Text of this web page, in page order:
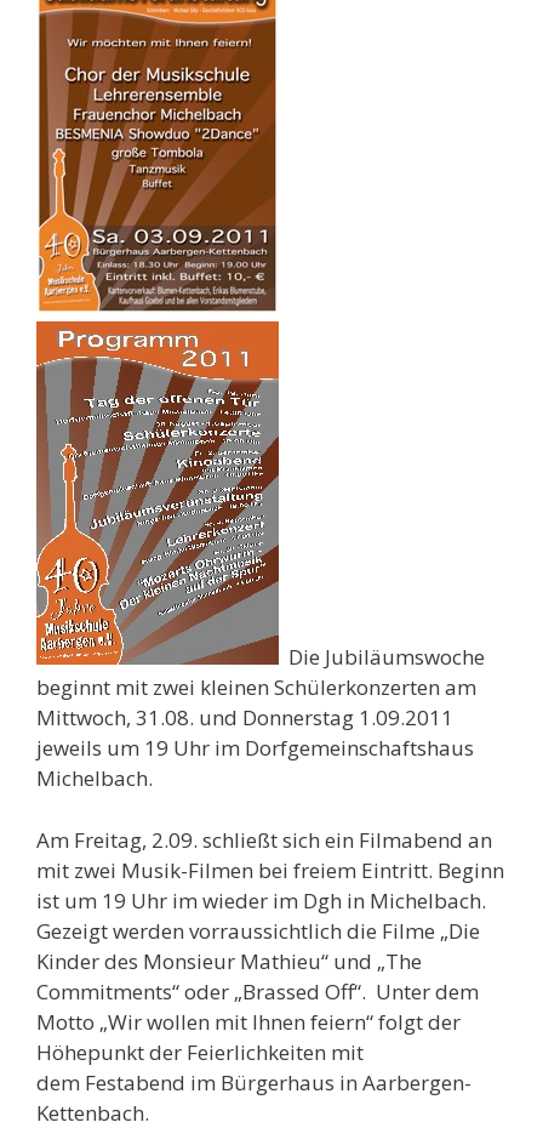
Die Jubiläumswoche
beginnt mit zwei kleinen Schülerkonzerten am
Mittwoch, 31.08. und Donnerstag 1.09.2011
jeweils um 19 Uhr im Dorfgemeinschaftshaus
Michelbach.
Am Freitag, 2.09. schließt sich ein Filmabend an
mit zwei Musik-Filmen bei freiem Eintritt. Beginn
ist um 19 Uhr im wieder im Dgh in Michelbach.
Gezeigt werden vorraussichtlich die Filme „Die
Kinder des Monsieur Mathieu“ und „The
Commitments“ oder „Brassed Off“. Unter dem
Motto „Wir wollen mit Ihnen feiern“ folgt der
Höhepunkt der Feierlichkeiten mit
dem Festabend im Bürgerhaus in Aarbergen-
Kettenbach.